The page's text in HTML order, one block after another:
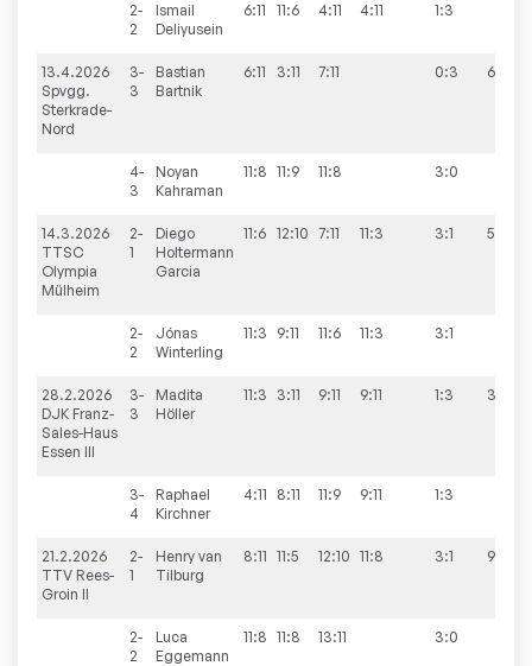
2-
2
Ismail
Deliyusein
6:11 11:6 4:11 4:11 1:3
13.4.2026
Spvgg.
Sterkrade-
Nord
3-
3
Bastian
Bartnik
6:11 3:11 7:11 0:3 6:4
4-
3
Noyan
Kahraman
11:8 11:9 11:8 3:0
14.3.2026
TTSC
Olympia
Mülheim
2-
1
Diego
Holtermann
Garcia
11:6 12:10 7:11 11:3 3:1 5:5
2-
2
Jónas
Winterling
11:3 9:11 11:6 11:3 3:1
28.2.2026
DJK Franz-
Sales-Haus
Essen III
3-
3
Madita
Höller
11:3 3:11 9:11 9:11 1:3 3:7
3-
4
Raphael
Kirchner
4:11 8:11 11:9 9:11 1:3
21.2.2026
TTV Rees-
Groin II
2-
1
Henry van
Tilburg
8:11 11:5 12:10 11:8 3:1 9:1
2-
2
Luca
Eggemann
11:8 11:8 13:11 3:0